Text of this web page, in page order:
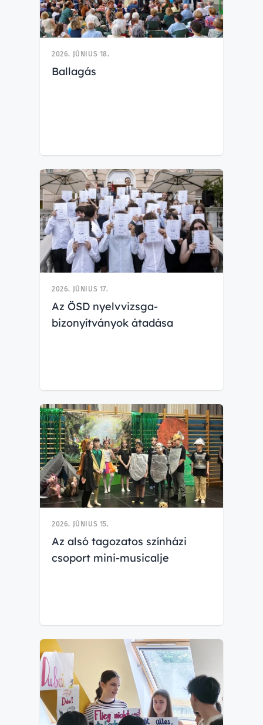
2026. JÚNIUS 18.
Ballagás
2026. JÚNIUS 17.
Az ÖSD nyelvvizsga-
bizonyítványok átadása
2026. JÚNIUS 15.
Az alsó tagozatos színházi
csoport mini-musicalje